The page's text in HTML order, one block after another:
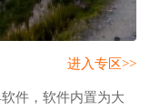
件，软件内置为大
进入专区>>